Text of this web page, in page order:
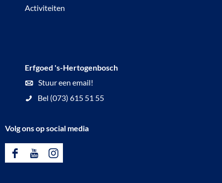
Activiteiten
Erfgoed 's-Hertogenbosch
Stuur een email!
Bel (073) 615 51 55
Volg ons op social media
F
Y
I